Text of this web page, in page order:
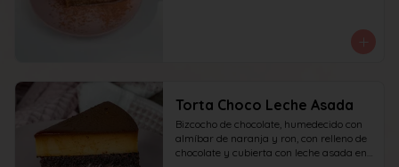
Torta Choco Leche Asada
Bizcocho de chocolate, humedecido con
almíbar de naranja y ron, con relleno de
chocolate y cubierta con leche asada en